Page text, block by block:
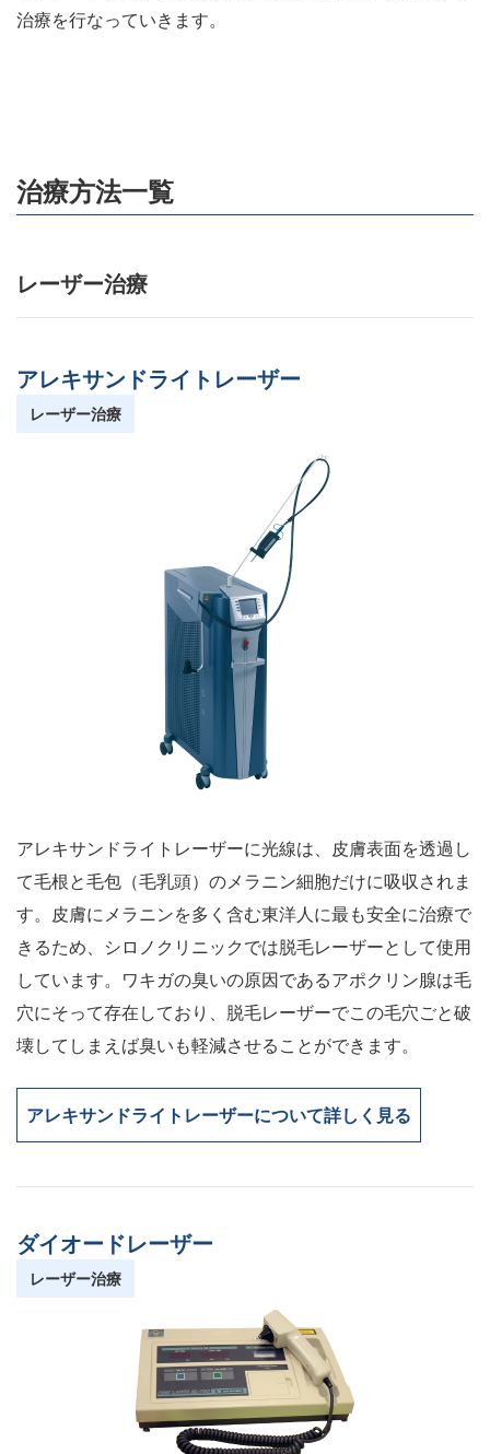
治療を行なっていきます。
治療方法一覧
レーザー治療
アレキサンドライトレーザー
レーザー治療
アレキサンドライトレーザーに光線は、皮膚表面を透過し
て毛根と毛包（毛乳頭）のメラニン細胞だけに吸収されま
す。皮膚にメラニンを多く含む東洋人に最も安全に治療で
きるため、シロノクリニックでは脱毛レーザーとして使用
しています。ワキガの臭いの原因であるアポクリン腺は毛
穴にそって存在しており、脱毛レーザーでこの毛穴ごと破
壊してしまえば臭いも軽減させることができます。
アレキサンドライトレーザーについて詳しく見る
ダイオードレーザー
レーザー治療